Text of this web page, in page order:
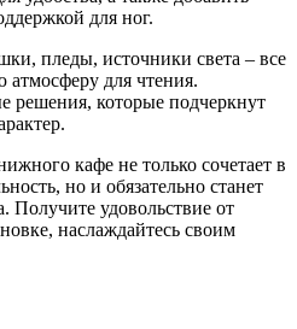
для ног.
пледы, источники света – все
атмосферу для чтения.
решения, которые подчеркнут
кафе не только сочетает в
но и обязательно станет
Получите удовольствие от
наслаждайтесь своим